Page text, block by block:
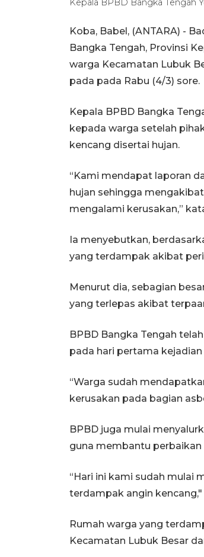
Kepala BPBD Bangka Tengah
Koba, Babel, (ANTARA) -
Bangka Tengah, Provinsi
warga Kecamatan Lubuk
pada pada Rabu (4/3) sore.
Kepala BPBD Bangka
kepada warga setelah
kencang disertai hujan.
“Kami mendapat laporan
hujan sehingga
mengalami kerusakan,”
Ia menyebutkan,
yang terdampak akibat
Menurut dia, sebagian
yang terlepas akibat
BPBD Bangka Tengah
pada hari pertama
“Warga sudah
kerusakan pada bagian
BPBD juga mulai
guna membantu perbaikan
“Hari ini kami sudah mulai
terdampak angin
Rumah warga yang
Kecamatan Lubuk Besar